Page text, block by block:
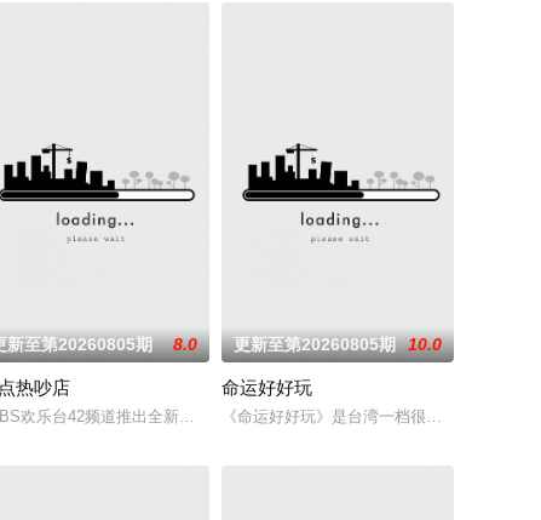
华团或讲求经济的自助行，玩
,全新组合火花无限,发掘最厉害、最有趣、最令人惊艳的
服的第二颗钮釦代表著什麽意思呢？喜欢金庸小说的人必须要来挑战这一
新至第20260805期 8.0
热吵店
欢乐台42频道推出全新节目《11点热吵店》，荒谬大师沈玉琳遇上疯疯贵
更新至第20260805期 10.0
命运好好玩
《命运好好玩》是台湾一档很受欢迎的命理